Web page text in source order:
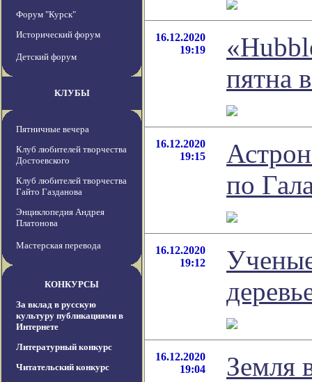
Форум "Курск"
Исторический форум
Детский форум
КЛУБЫ
Пятничные вечера
Клуб любителей творчества
Достоевского
Клуб любителей творчества
Гайто Газданова
Энциклопедия Андрея
Платонова
Мастерская перевода
КОНКУРСЫ
За вклад в русскую
культуру публикациями в
Интернете
Литературный конкурс
Читательский конкурс
16.12.2020
19:19
пятна
16.12.2020
19:15
по
16.12.2020
19:12
16.12.2020
19:04
Земля